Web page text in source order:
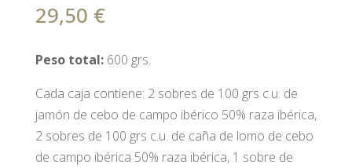
29,50 €
Peso total:600 grs.
Cada caja contiene: 2 sobres de 100 grs c.u. de
jamón de cebo de campo ibérico 50% raza ibérica,
2 sobres de 100 grs c.u. de caña de lomo de cebo
de campo ibérica 50% raza ibérica, 1 sobre de